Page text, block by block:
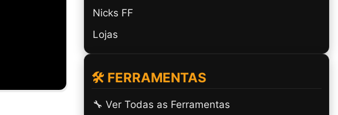
Nicks FF
Lojas
🛠️ FERRAMENTAS
🔧 Ver Todas as Ferramentas